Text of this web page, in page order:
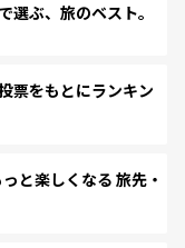
ぶ、旅のベスト。
票をもとにランキン
と楽しくなる 旅先・